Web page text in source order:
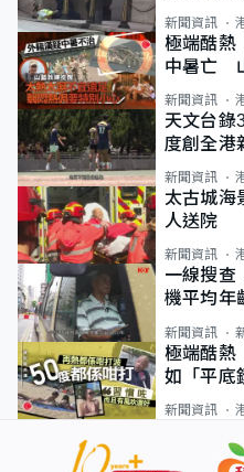
新聞資訊
極端酷熱
中暑亡
足
新聞資訊
天文台
度創全
新聞資訊
太古城
人送院
新聞資訊
一線搜
機平均年
直揸落去
新聞資訊
極端酷熱
如「平
新聞資訊